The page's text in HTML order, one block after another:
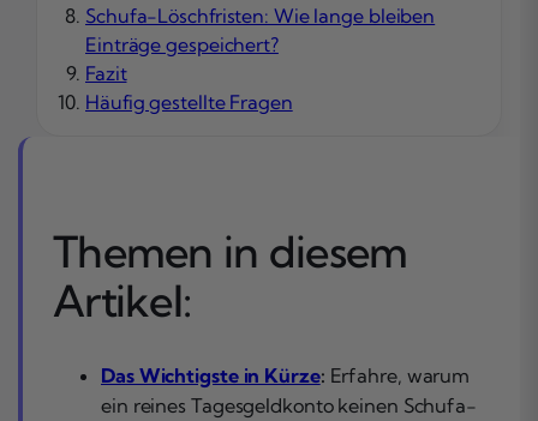
Schufa-Löschfristen: Wie lange bleiben
Einträge gespeichert?
Fazit
Häufig gestellte Fragen
Themen in diesem
Artikel:
Das Wichtigste in Kürze: Erfahre, warum
ein reines Tagesgeldkonto keinen Schufa-